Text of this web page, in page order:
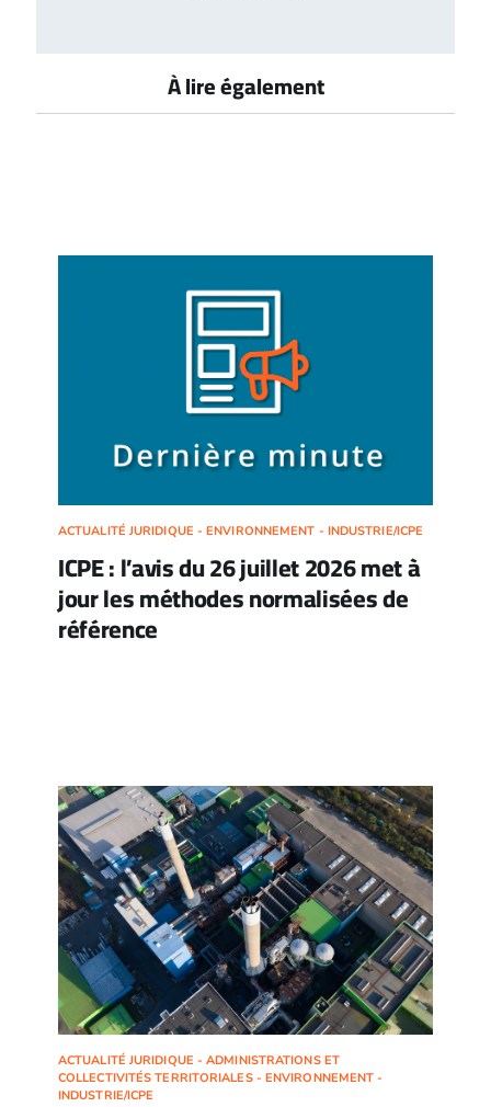
À lire également
ACTUALITÉ JURIDIQUE - ENVIRONNEMENT - INDUSTRIE/ICPE
ICPE : l’avis du 26 juillet 2026 met à
jour les méthodes normalisées de
référence
ACTUALITÉ JURIDIQUE - ADMINISTRATIONS ET
COLLECTIVITÉS TERRITORIALES - ENVIRONNEMENT -
INDUSTRIE/ICPE